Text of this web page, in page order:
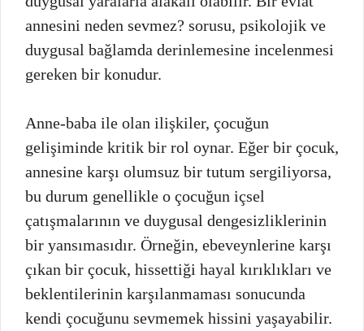
annesini neden sevmez? sorusu, psikolojik ve
duygusal bağlamda derinlemesine incelenmesi
gereken bir konudur.
Anne-baba ile olan ilişkiler, çocuğun
gelişiminde kritik bir rol oynar. Eğer bir çocuk,
annesine karşı olumsuz bir tutum sergiliyorsa,
bu durum genellikle o çocuğun içsel
çatışmalarının ve duygusal dengesizliklerinin
bir yansımasıdır. Örneğin, ebeveynlerine karşı
çıkan bir çocuk, hissettiği hayal kırıklıkları ve
beklentilerinin karşılanmaması sonucunda
kendi çocuğunu sevmemek hissini yaşayabilir.